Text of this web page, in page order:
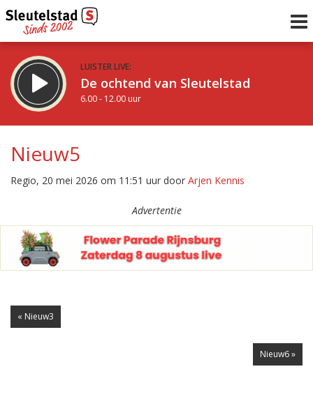
LUISTER LIVE:
De ochtend van Sleutelstad
6.00 - 12.00 uur
De middag van Sleutelstad
12.00 - 18.00 uur
Vorig uur
Nieuw5
Regio, 20 mei 2026 om 11:51 uur door Arjen Kennis
Advertentie
« Nieuw3
Nieuw6 »